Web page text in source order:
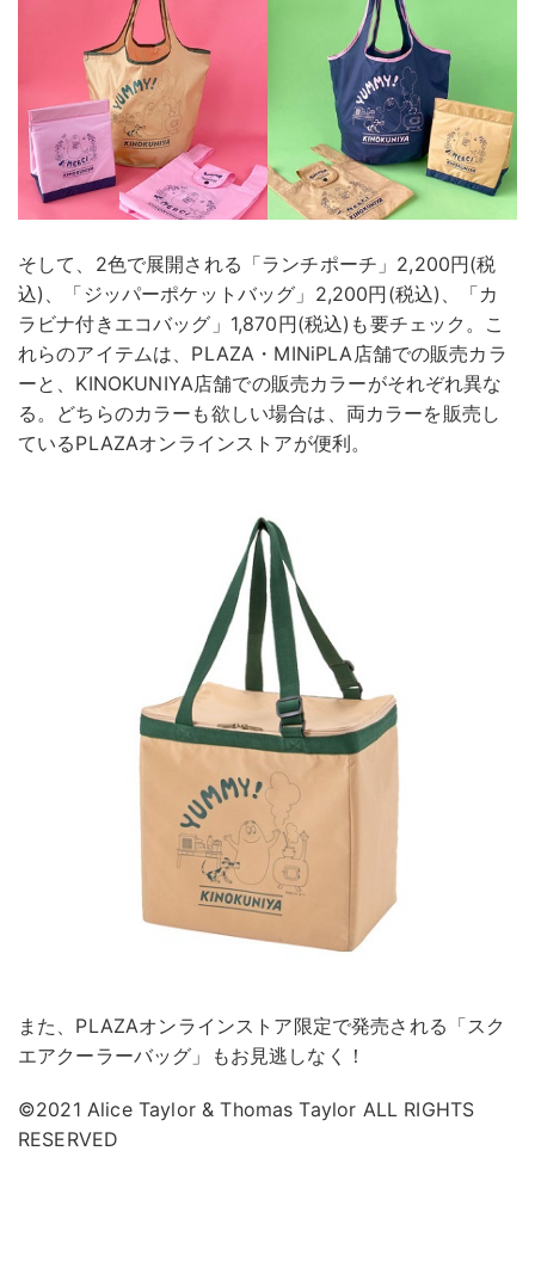
そして、2色で展開される「ランチポーチ」2,200円(税
込)、「ジッパーポケットバッグ」2,200円(税込)、「カ
ラビナ付きエコバッグ」1,870円(税込)も要チェック。こ
れらのアイテムは、PLAZA・MINiPLA店舗での販売カラ
ーと、KINOKUNIYA店舗での販売カラーがそれぞれ異な
る。どちらのカラーも欲しい場合は、両カラーを販売し
ているPLAZAオンラインストアが便利。
また、PLAZAオンラインストア限定で発売される「スク
エアクーラーバッグ」もお見逃しなく！
©2021 Alice Taylor & Thomas Taylor ALL RIGHTS
RESERVED